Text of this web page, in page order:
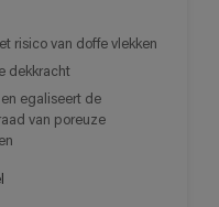
risico van doffe vlekken
dekkracht
egaliseert de
van poreuze